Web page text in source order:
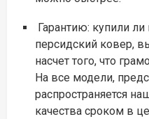
Гарантию: купили
персидский ковер,
насчет того, что
На все модели,
распространяется
качества сроком в